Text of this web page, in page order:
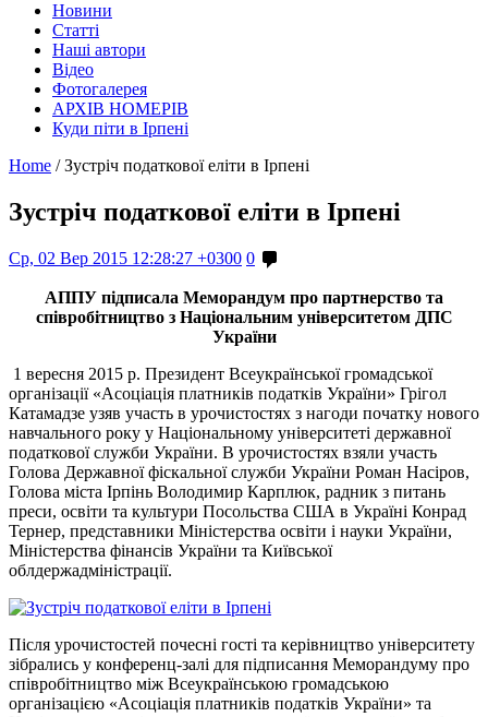
Новини
Статті
Наші автори
Відео
Фотогалерея
АРХІВ НОМЕРІВ
Куди піти в Ірпені
Home / Зустріч податкової еліти в Ірпені
Зустріч податкової еліти в Ірпені
Ср, 02 Вер 2015 12:28:27 +0300 0
АППУ підписала Меморандум про партнерство та
співробітництво з Національним університетом ДПС
України
1 вересня 2015 р. Президент Всеукраїнської громадської
організації «Асоціація платників податків України» Грігол
Катамадзе узяв участь в урочистостях з нагоди початку нового
навчального року у Національному університеті державної
податкової служби України. В урочистостях взяли участь
Голова Державної фіскальної служби України Роман Насіров,
Голова міста Ірпінь Володимир Карплюк, радник з питань
преси, освіти та культури Посольства США в Україні Конрад
Тернер, представники Міністерства освіти і науки України,
Міністерства фінансів України та Київської
облдержадміністрації.
Після урочистостей почесні гості та керівництво університету
зібрались у конференц-залі для підписання Меморандуму про
співробітництво між Всеукраїнською громадською
організацією «Асоціація платників податків України» та